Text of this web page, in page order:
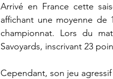
Arrivé en France cette
affichant une moyenne
championnat. Lors du
Savoyards, inscrivant 23
Cependant, son jeu